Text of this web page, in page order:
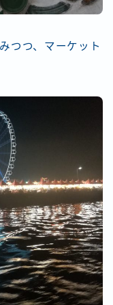
つつ、マーケット